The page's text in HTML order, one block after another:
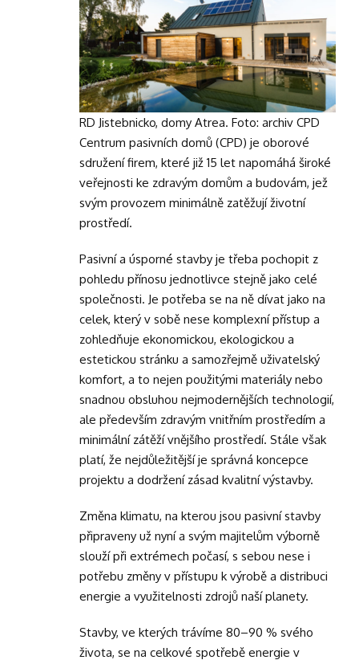
RD Jistebnicko, domy Atrea. Foto: archiv CPD
Centrum pasivních domů (CPD) je oborové
sdružení firem, které již 15 let napomáhá široké
veřejnosti ke zdravým domům a budovám, jež
svým provozem minimálně zatěžují životní
prostředí.
Pasivní a úsporné stavby je třeba pochopit z
pohledu přínosu jednotlivce stejně jako celé
společnosti. Je potřeba se na ně dívat jako na
celek, který v sobě nese komplexní přístup a
zohledňuje ekonomickou, ekologickou a
estetickou stránku a samozřejmě uživatelský
komfort, a to nejen použitými materiály nebo
snadnou obsluhou nejmodernějších technologií,
ale především zdravým vnitřním prostředím a
minimální zátěží vnějšího prostředí. Stále však
platí, že nejdůležitější je správná koncepce
projektu a dodržení zásad kvalitní výstavby.
Změna klimatu, na kterou jsou pasivní stavby
připraveny už nyní a svým majitelům výborně
slouží při extrémech počasí, s sebou nese i
potřebu změny v přístupu k výrobě a distribuci
energie a využitelnosti zdrojů naší planety.
Stavby, ve kterých trávíme 80–90 % svého
života, se na celkové spotřebě energie v